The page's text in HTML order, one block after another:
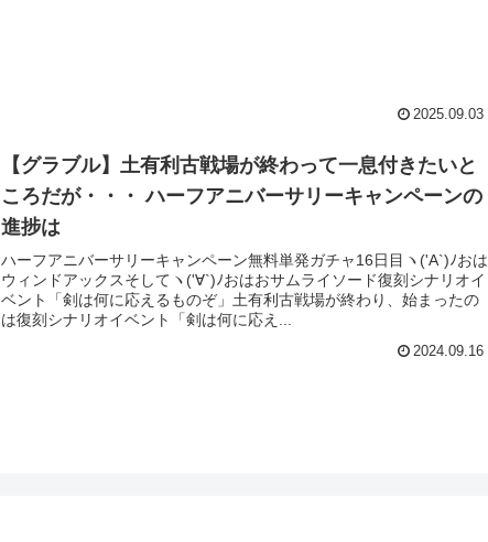
2025.09.03
【グラブル】土有利古戦場が終わって一息付きたいと
ころだが・・・ ハーフアニバーサリーキャンペーンの
進捗は
ハーフアニバーサリーキャンペーン無料単発ガチャ16日目ヽ('A`)ﾉおは
ウィンドアックスそしてヽ('∀`)ﾉおはおサムライソード復刻シナリオイ
ベント「剣は何に応えるものぞ」土有利古戦場が終わり、始まったの
は復刻シナリオイベント「剣は何に応え...
2024.09.16